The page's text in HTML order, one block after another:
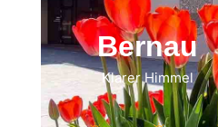
Bernau
Klarer Himmel